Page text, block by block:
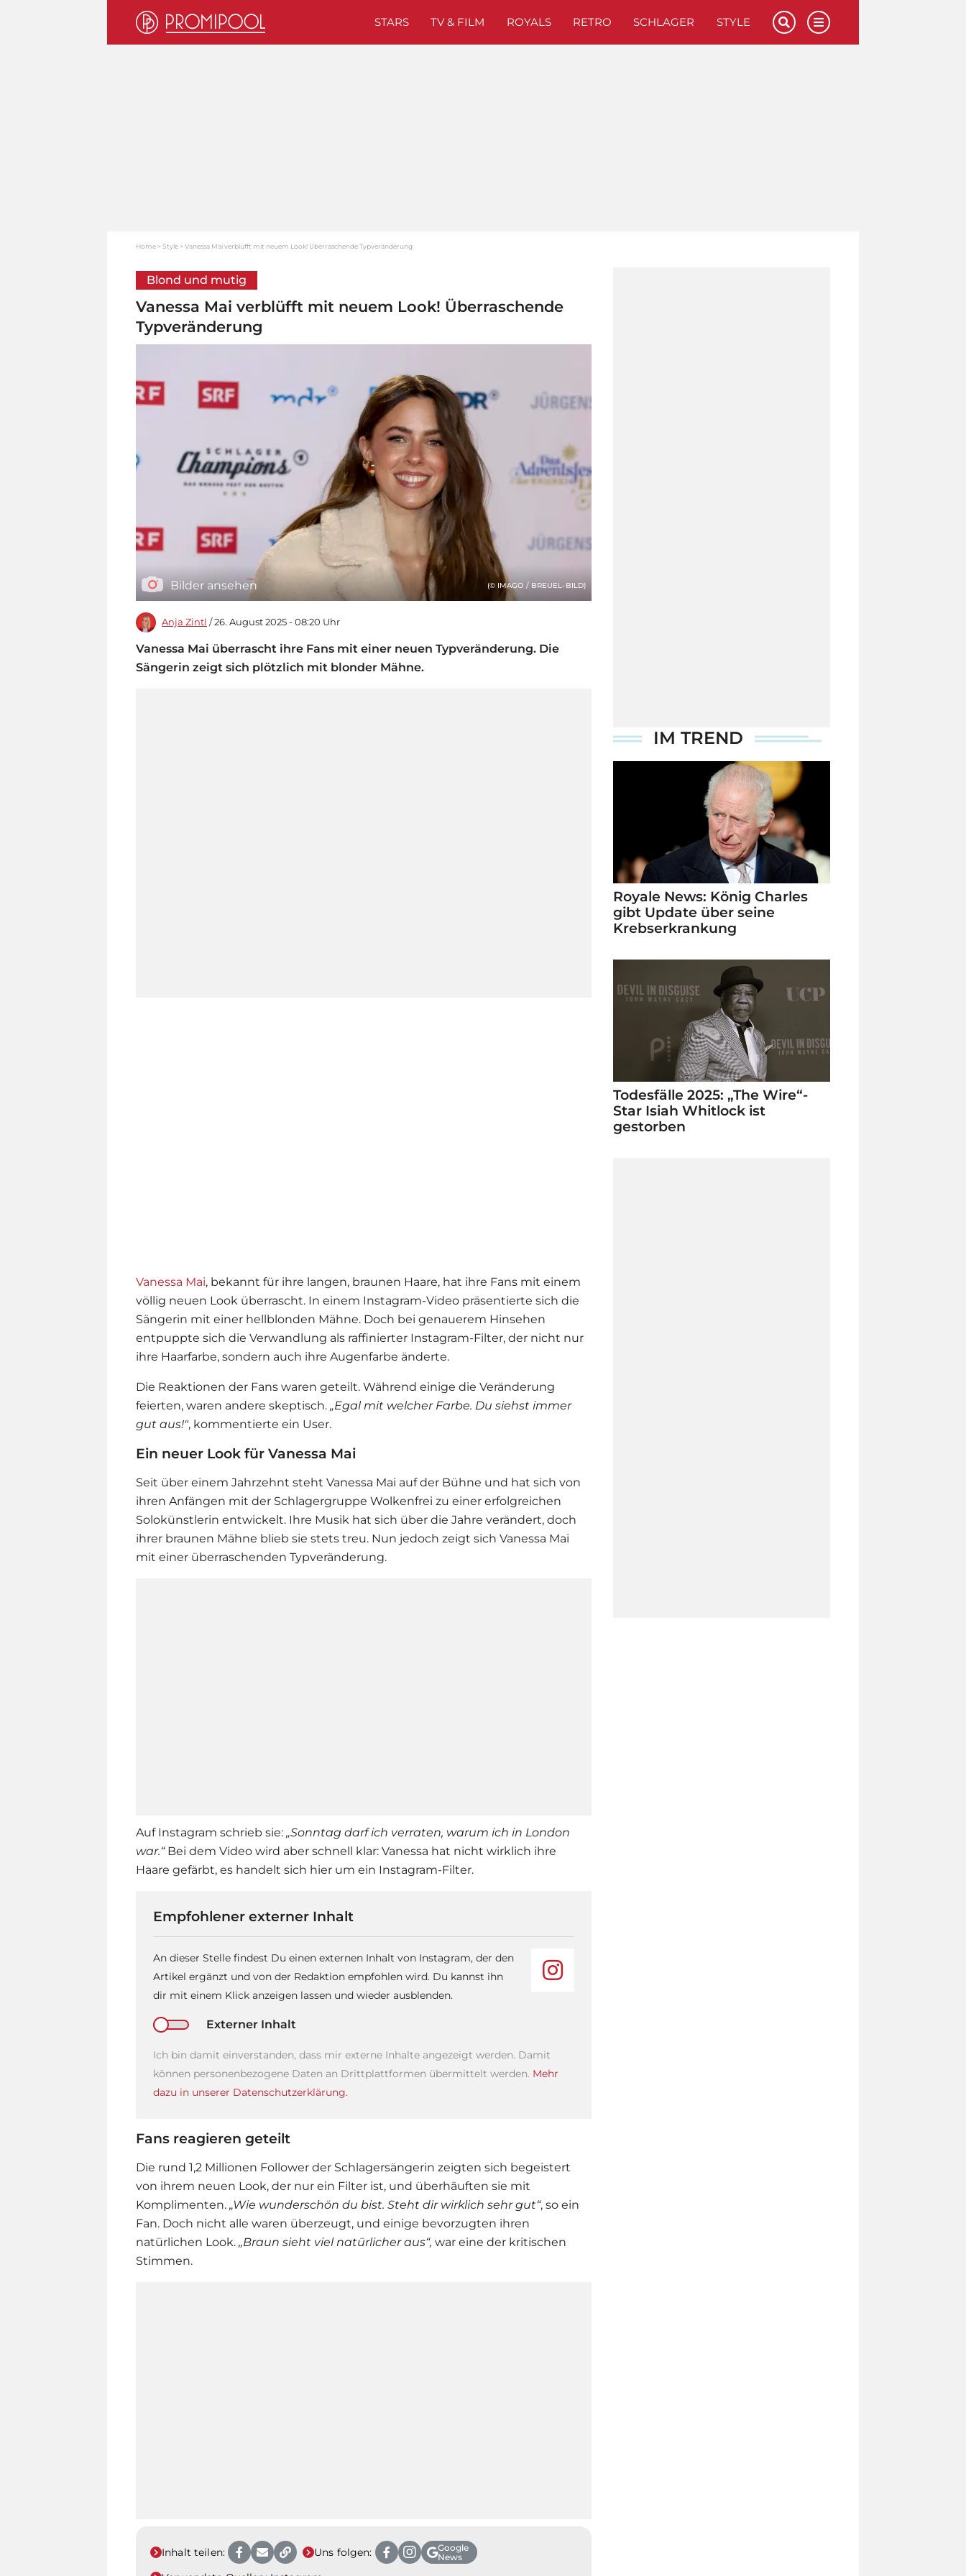
STARS TV & FILM ROYALS RETRO SCHLAGER STYLE
Home Style Vanessa Mai verblüfft mit neuem Look! Überraschende Typveränderung
Blond und mutig
Vanessa Mai verblüfft mit neuem Look! Überraschende
Typveränderung
Bilder ansehen (© IMAGO / BREUEL-BILD)
Anja Zintl / 26. August 2025 - 08:20 Uhr
Vanessa Mai überrascht ihre Fans mit einer neuen Typveränderung. Die
Sängerin zeigt sich plötzlich mit blonder Mähne.
Vanessa Mai, bekannt für ihre langen, braunen Haare, hat ihre Fans mit einem
völlig neuen Look überrascht. In einem Instagram-Video präsentierte sich die
Sängerin mit einer hellblonden Mähne. Doch bei genauerem Hinsehen
entpuppte sich die Verwandlung als raffinierter Instagram-Filter, der nicht nur
ihre Haarfarbe, sondern auch ihre Augenfarbe änderte.
Die Reaktionen der Fans waren geteilt. Während einige die Veränderung
feierten, waren andere skeptisch. „Egal mit welcher Farbe. Du siehst immer
gut aus!", kommentierte ein User.
Ein neuer Look für Vanessa Mai
Seit über einem Jahrzehnt steht Vanessa Mai auf der Bühne und hat sich von
ihren Anfängen mit der Schlagergruppe Wolkenfrei zu einer erfolgreichen
Solokünstlerin entwickelt. Ihre Musik hat sich über die Jahre verändert, doch
ihrer braunen Mähne blieb sie stets treu. Nun jedoch zeigt sich Vanessa Mai
mit einer überraschenden Typveränderung.
Auf Instagram schrieb sie: „Sonntag darf ich verraten, warum ich in London
war.“ Bei dem Video wird aber schnell klar: Vanessa hat nicht wirklich ihre
Haare gefärbt, es handelt sich hier um ein Instagram-Filter.
Empfohlener externer Inhalt
An dieser Stelle findest Du einen externen Inhalt von Instagram, der den
Artikel ergänzt und von der Redaktion empfohlen wird. Du kannst ihn
dir mit einem Klick anzeigen lassen und wieder ausblenden.
Externer Inhalt
Ich bin damit einverstanden, dass mir externe Inhalte angezeigt werden. Damit
können personenbezogene Daten an Drittplattformen übermittelt werden. Mehr
dazu in unserer Datenschutzerklärung.
Fans reagieren geteilt
Die rund 1,2 Millionen Follower der Schlagersängerin zeigten sich begeistert
von ihrem neuen Look, der nur ein Filter ist, und überhäuften sie mit
Komplimenten. „Wie wunderschön du bist. Steht dir wirklich sehr gut“, so ein
Fan. Doch nicht alle waren überzeugt, und einige bevorzugten ihren
natürlichen Look. „Braun sieht viel natürlicher aus“, war eine der kritischen
Stimmen.
Inhalt teilen: Uns folgen:
Google
News
IM TREND
Royale News: König Charles
gibt Update über seine
Krebserkrankung
Todesfälle 2025: „The Wire“-
Star Isiah Whitlock ist
gestorben